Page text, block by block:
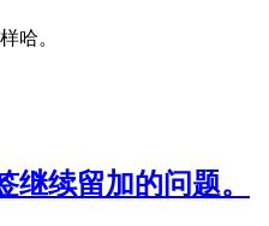
哈。
继续留加的问题。